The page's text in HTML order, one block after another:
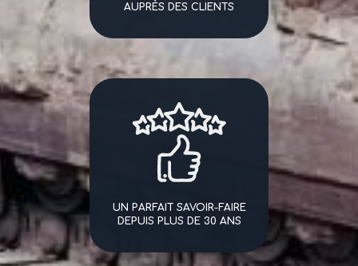
AUPRÈS DES CLIENTS
UN PARFAIT SAVOIR-FAIRE
DEPUIS PLUS DE 30 ANS